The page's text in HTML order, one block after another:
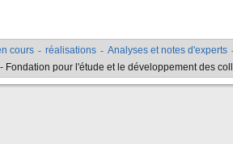
cours - réalisations - Analyses et notes d'experts
pour l'étude et le développement des